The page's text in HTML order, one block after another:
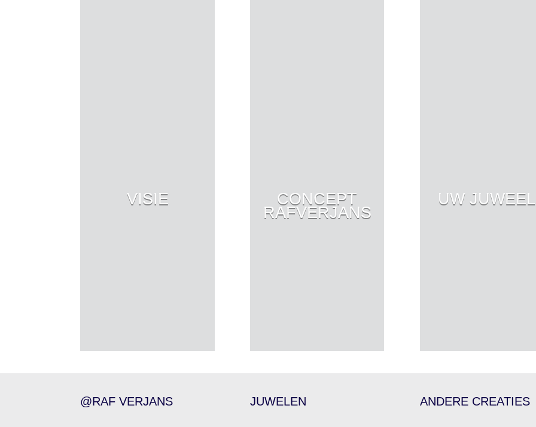
VISIE CONCEPT
RAFVERJANS
UW JUWEEL
@RAF VERJANS JUWELEN ANDERE CREATIES